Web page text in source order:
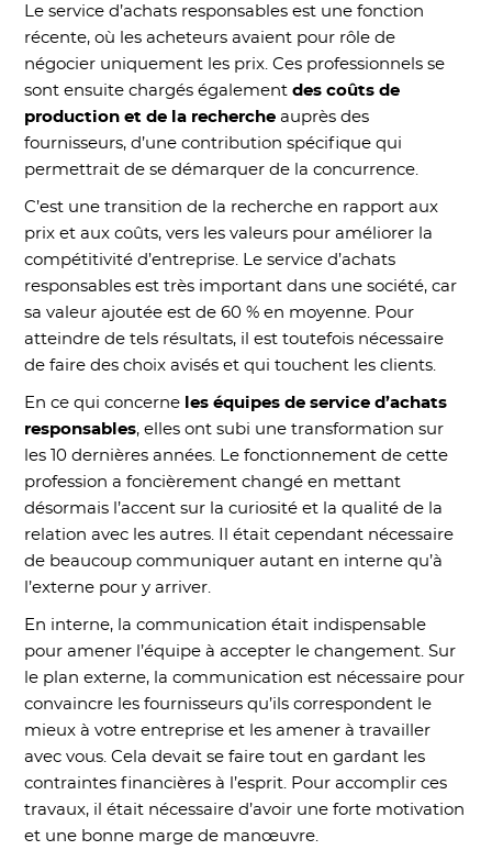
Le service d’achats responsables est une fonction
récente, où les acheteurs avaient pour rôle de
négocier uniquement les prix. Ces professionnels se
sont ensuite chargés égalementdes coûts de
production et de la recherche auprès des
fournisseurs, d’une contribution spécifique qui
permettrait de se démarquer de la concurrence.
C’est une transition de la recherche en rapport aux
prix et aux coûts, vers les valeurs pour améliorer la
compétitivité d’entreprise. Le service d’achats
responsables est très important dans une société, car
sa valeur ajoutée est de 60 % en moyenne. Pour
atteindre de tels résultats, il est toutefois nécessaire
de faire des choix avisés et qui touchent les clients.
En ce qui concerne les équipes de service d’achats
responsables, elles ont subi une transformation sur
les 10 dernières années. Le fonctionnement de cette
profession a foncièrement changé en mettant
désormais l’accent sur la curiosité et la qualité de la
relation avec les autres. Il était cependant nécessaire
de beaucoup communiquer autant en interne qu’à
l’externe pour y arriver.
En interne, la communication était indispensable
pour amener l’équipe à accepter le changement. Sur
le plan externe, la communication est nécessaire pour
convaincre les fournisseurs qu’ils correspondent le
mieux à votre entreprise et les amener à travailler
avec vous. Cela devait se faire tout en gardant les
contraintes financières à l’esprit. Pour accomplir ces
travaux, il était nécessaire d’avoir une forte motivation
et une bonne marge de manœuvre.